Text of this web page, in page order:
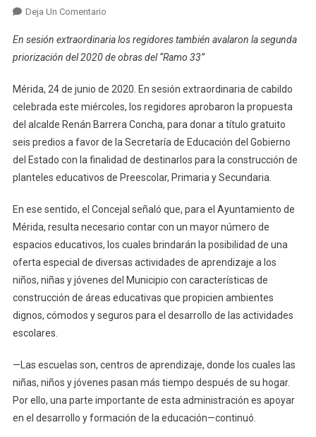
Deja Un ComentarioEn
Cabildo
Meridano
La
Donación
De
Predios
Para
La
De
Escuelas
En
En sesión extraordinaria los regidores también avalaron la segunda
priorización del 2020 de obras del “Ramo 33”
Mérida, 24 de junio de 2020. En sesión extraordinaria de cabildo
celebrada este miércoles, los regidores aprobaron la propuesta
del alcalde Renán Barrera Concha, para donar a título gratuito
seis predios a favor de la Secretaría de Educación del Gobierno
del Estado con la finalidad de destinarlos para la construcción de
planteles educativos de Preescolar, Primaria y Secundaria.
En ese sentido, el Concejal señaló que, para el Ayuntamiento de
Mérida, resulta necesario contar con un mayor número de
espacios educativos, los cuales brindarán la posibilidad de una
oferta especial de diversas actividades de aprendizaje a los
niños, niñas y jóvenes del Municipio con características de
construcción de áreas educativas que propicien ambientes
dignos, cómodos y seguros para el desarrollo de las actividades
escolares.
—Las escuelas son, centros de aprendizaje, donde los cuales las
niñas, niños y jóvenes pasan más tiempo después de su hogar.
Por ello, una parte importante de esta administración es apoyar
en el desarrollo y formación de la educación—continuó.